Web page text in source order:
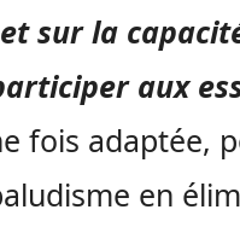
sur la
aux
fois adaptée,
en